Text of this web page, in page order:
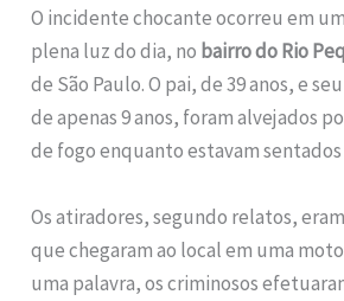
O incidente chocante ocorreu em
plena luz do dia, no bairro do Rio
de São Paulo. O pai, de 39 anos, e
de apenas 9 anos, foram alvejados
de fogo enquanto estavam sentados
Os atiradores, segundo relatos,
que chegaram ao local em uma
uma palavra, os criminosos